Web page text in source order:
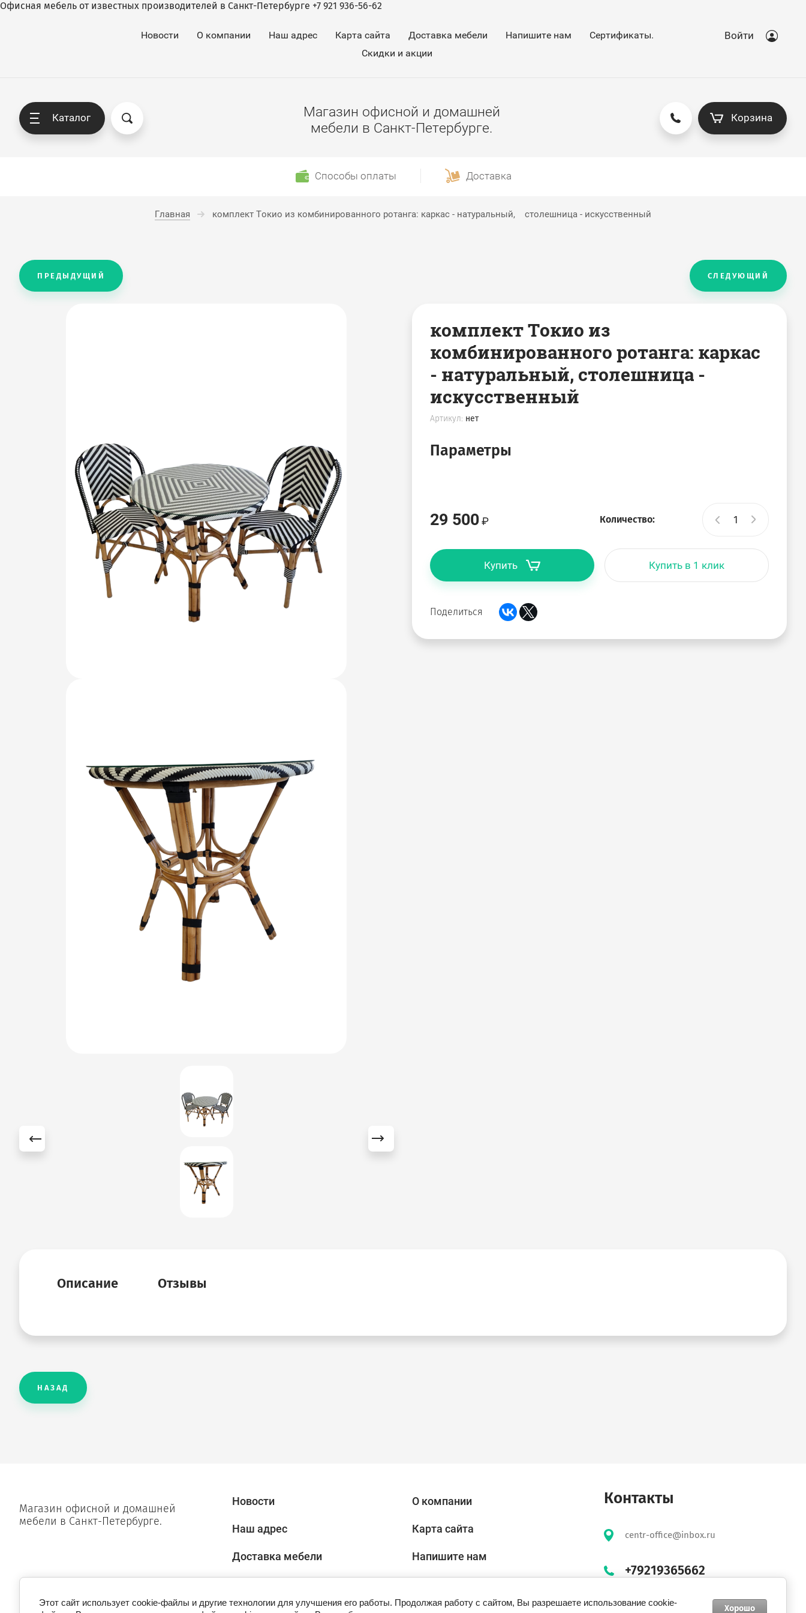
Офисная мебель от известных производителей в Санкт-Петербурге +7 921 936-56-62
Новости О компании Наш адрес Карта сайта Доставка мебели Напишите нам
Сертификаты.
Скидки и акции
Войти
Каталог
Магазин офисной и домашней
мебели в Санкт-Петербурге.
Корзина
Способы оплаты Доставка
Главная комплект Токио из комбинированного ротанга: каркас - натуральный,    столешница - искусственный
ПРЕДЫДУЩИЙ СЛЕДУЮЩИЙ
комплект Токио из
комбинированного ротанга: каркас
- натуральный, столешница -
искусственный
Артикул: нет
Параметры
29 500 Количество:
Купить Купить в 1 клик
Поделиться
Описание Отзывы
НАЗАД
Магазин офисной и домашней
мебели в Санкт-Петербурге.
Новости О компании
Наш адрес Карта сайта
Доставка мебели Напишите нам
Контакты
centr-office@inbox.ru
+79219365662
Этот сайт использует cookie-файлы и другие технологии для улучшения его работы. Продолжая работу с сайтом, Вы разрешаете использование cookie-
Хорошо